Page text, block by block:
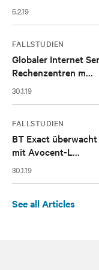
6.2.19
FALLSTUDIEN
Globaler Internet
Rechenzentren m...
30.1.19
FALLSTUDIEN
BT Exact
mit Avocent-L...
30.1.19
See all Articles